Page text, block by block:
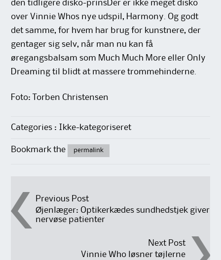
den tidligere disko-prinsDer er ikke meget disko
over Vinnie Whos nye udspil, Harmony. Og godt
det samme, for hvem har brug for kunstnere, der
gentager sig selv, når man nu kan få
øregangsbalsam som Much Much More eller Only
Dreaming til blidt at massere trommehinderne.
Foto: Torben Christensen
Categories : Ikke-kategoriseret
Bookmark the permalink
Post
navigation
Previous Post
Øjenlæger: Optikerkædes sundhedstjek giver
nervøse patienter
Next Post
Vinnie Who løsner tøjlerne